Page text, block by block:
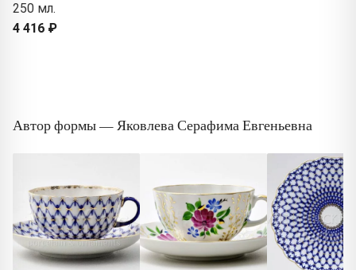
250 мл.
4 416 ₽
Автор формы — Яковлева Серафима Евгеньевна